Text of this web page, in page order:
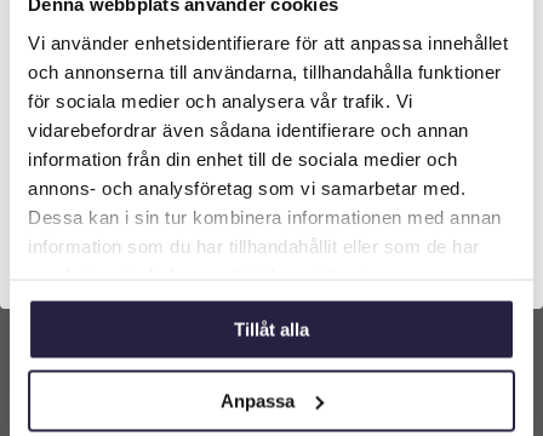
Vi använder enhetsidentifierare för att anpassa innehållet
och annonserna till användarna, tillhandahålla funktioner
för sociala medier och analysera vår trafik. Vi
vidarebefordrar även sådana identifierare och annan
information från din enhet till de sociala medier och
annons- och analysföretag som vi samarbetar med.
Dessa kan i sin tur kombinera informationen med annan
information som du har tillhandahållit eller som de har
Tillåt alla
Anpassa
varukorg
varukorg
Välkommen till Webflower
Vilken typ av kund är du? Du kan alltid justera ditt val
längst upp på sidan.
Företagskund (exkl. moms)
Privatkund (inkl. moms)